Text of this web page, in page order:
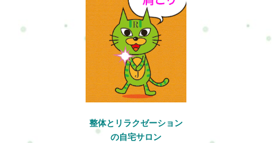
整体とリラクゼーション
の自宅サロン